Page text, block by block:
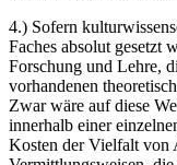
4.) Sofern
Faches absolut gesetzt
Forschung und Lehre,
vorhandenen
Zwar wäre auf diese
innerhalb einer
Kosten der Vielfalt von